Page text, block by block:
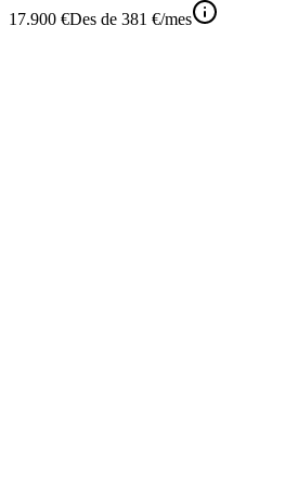
17.900 €Des de 381 €/mes